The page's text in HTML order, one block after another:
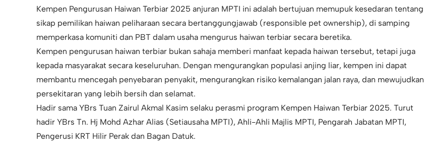
Kempen Pengurusan Haiwan Terbiar 2025 anjuran MPTI ini adalah bertujuan memupuk kesedaran tentang
sikap pemilikan haiwan peliharaan secara bertanggungjawab (responsible pet ownership), di samping
memperkasa komuniti dan PBT dalam usaha mengurus haiwan terbiar secara beretika.
Kempen pengurusan haiwan terbiar bukan sahaja memberi manfaat kepada haiwan tersebut, tetapi juga
kepada masyarakat secara keseluruhan. Dengan mengurangkan populasi anjing liar, kempen ini dapat
membantu mencegah penyebaran penyakit, mengurangkan risiko kemalangan jalan raya, dan mewujudkan
persekitaran yang lebih bersih dan selamat.
Hadir sama YBrs Tuan Zairul Akmal Kasim selaku perasmi program Kempen Haiwan Terbiar 2025. Turut
hadir YBrs Tn. Hj Mohd Azhar Alias (Setiausaha MPTI), Ahli-Ahli Majlis MPTI, Pengarah Jabatan MPTI,
Pengerusi KRT Hilir Perak dan Bagan Datuk.